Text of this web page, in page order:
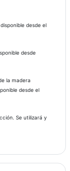
desde el
desde
la madera
desde el
Se utilizará y